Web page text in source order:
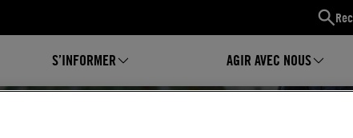
S’INFORMER AGIR AVEC NOUS